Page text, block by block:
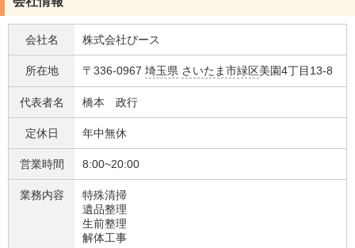
会社名 株式会社ぴース
所在地 〒336-0967 埼玉県 さいたま市緑区美園4丁目13-8
代表者名 橋本 政行
定休日 年中無休
営業時間 8:00~20:00
業務内容
特殊清掃
遺品整理
生前整理
解体工事